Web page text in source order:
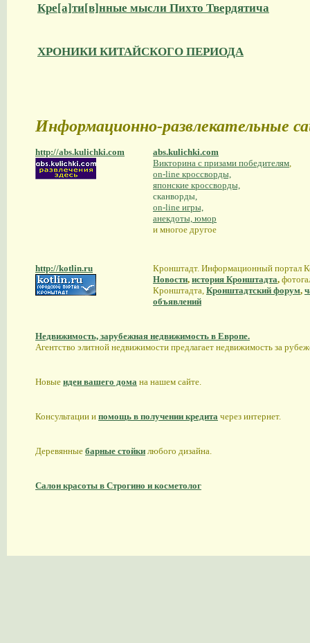
Кре[a]ти[в]нные мысли Пихто Твердятича
ХРОНИКИ КИТАЙСКОГО ПЕРИОДА
Информационно-развлекательные
http://abs.kulichki.com
abs.kulichki.com
Викторина с призами победителям
on-line кроссворды,
японские кроссворды,
сканворды,
on-line игры,
анекдоты, юмор
и многое другое
http://kotlin.ru
Кронштадт. Информационный портал
Новости, история Кронштадта,
Кронштадта, Кронштадтский форум,
объявлений
Недвижимость, зарубежная недвижимость в Европе.
Агентство элитной недвижимости предлагает недвижимость за
Новые идеи вашего дома на нашем сайте.
Консультации и помощь в получении кредита через интернет.
Деревянные барные стойки любого дизайна.
Салон красоты в Строгино и косметолог